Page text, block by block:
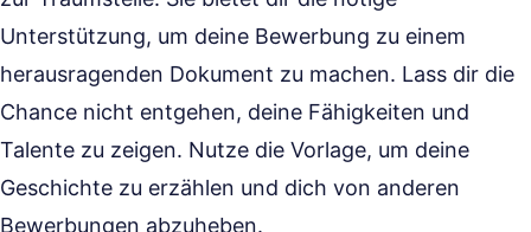
Unterstützung, um deine Bewerbung zu einem
herausragenden Dokument zu machen. Lass dir die
Chance nicht entgehen, deine Fähigkeiten und
Talente zu zeigen. Nutze die Vorlage, um deine
Geschichte zu erzählen und dich von anderen
Bewerbungen abzuheben.